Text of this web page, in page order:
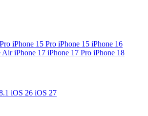
iPhone 15 Pro iPhone 15 iPhone 16
AiriPhone 17 iPhone 17 Pro iPhone 18
iOS 26 iOS 27